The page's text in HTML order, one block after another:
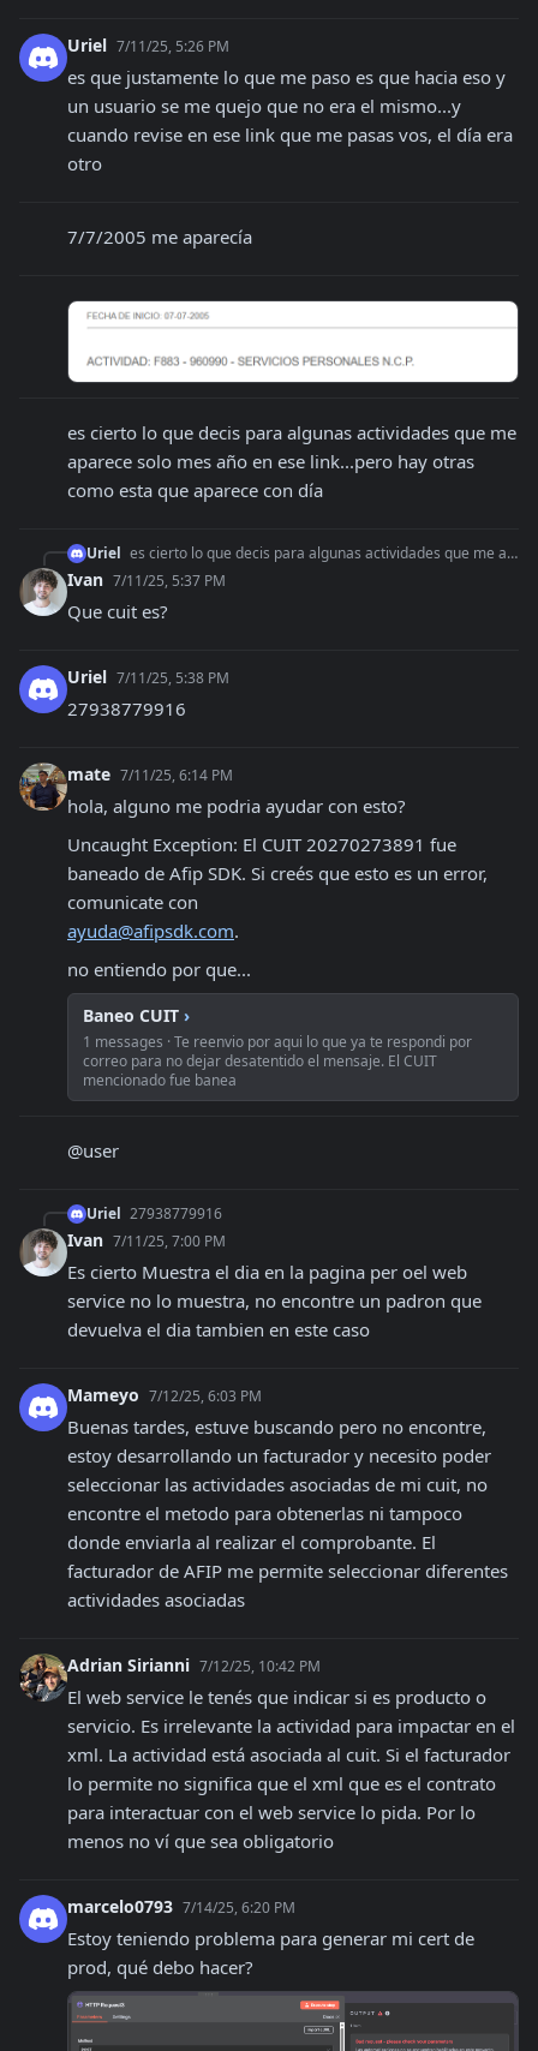
Uriel 7/11/25, 5:26 PM
es que justamente lo que me paso es que hacia eso y
un usuario se me quejo que no era el mismo...y
cuando revise en ese link que me pasas vos, el día era
otro
7/7/2005 me aparecía
es cierto lo que decis para algunas actividades que me
aparece solo mes año en ese link...pero hay otras
como esta que aparece con día
Uriel es cierto lo que decis para algunas actividades que me aparece solo mes año en ese link...pero hay otras como esta que aparece con día
Ivan 7/11/25, 5:37 PM
Que cuit es?
Uriel 7/11/25, 5:38 PM
27938779916
mate 7/11/25, 6:14 PM
hola, alguno me podria ayudar con esto?
Uncaught Exception: El CUIT 20270273891 fue
baneado de Afip SDK. Si creés que esto es un error,
ayuda@afipsdk.com.
no entiendo por que...
Baneo CUIT ›
1 messages · Te reenvio por aqui lo que ya te respondi por
correo para no dejar desatentido el mensaje. El CUIT
mencionado fue banea
@user
Uriel 27938779916
Ivan 7/11/25, 7:00 PM
Es cierto Muestra el dia en la pagina per oel web
service no lo muestra, no encontre un padron que
devuelva el dia tambien en este caso
Mameyo 7/12/25, 6:03 PM
Buenas tardes, estuve buscando pero no encontre,
estoy desarrollando un facturador y necesito poder
seleccionar las actividades asociadas de mi cuit, no
encontre el metodo para obtenerlas ni tampoco
donde enviarla al realizar el comprobante. El
facturador de AFIP me permite seleccionar diferentes
actividades asociadas
Adrian Sirianni 7/12/25, 10:42 PM
El web service le tenés que indicar si es producto o
servicio. Es irrelevante la actividad para impactar en el
xml. La actividad está asociada al cuit. Si el facturador
lo permite no significa que el xml que es el contrato
para interactuar con el web service lo pida. Por lo
menos no ví que sea obligatorio
marcelo0793 7/14/25, 6:20 PM
Estoy teniendo problema para generar mi cert de
prod, qué debo hacer?